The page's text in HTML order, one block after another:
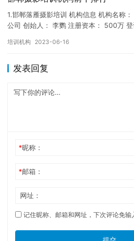
1.邯郸落雁摄影培训 机构信息 机构名称
公司 创始人： 李鹦 注册资本： 500万
培训机构 2023-06-16
发表回复
*昵称：
*邮箱：
网址：
记住昵称、邮箱和网址，下次评论免输